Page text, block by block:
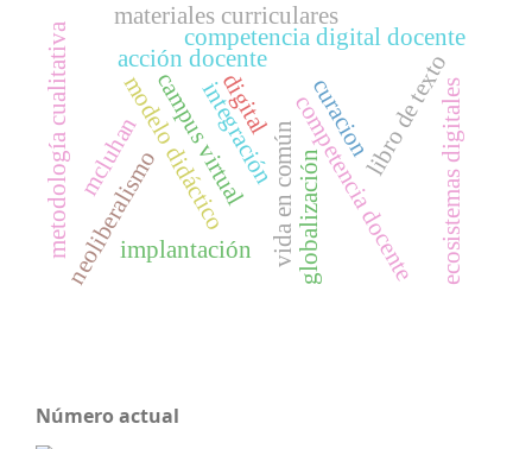
campus virtualvida en común
acción docente
competencia digital docente
competencia docente
materiales curriculares
modelo didácticodigital libro de texto
neoliberalismo
integración ecosistemas digitales
implantación
mcluhan
metodología cualitativa globalización
curacion
Número actual